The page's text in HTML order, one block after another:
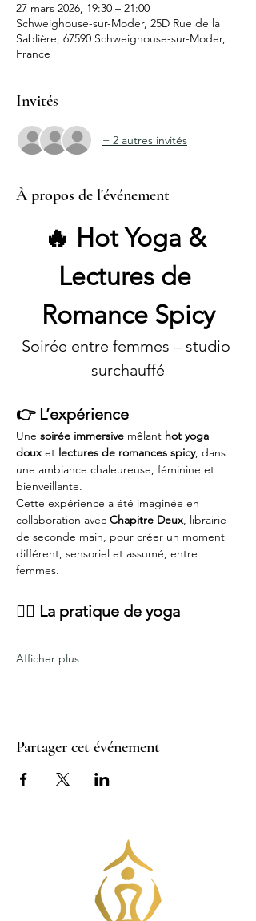
27 mars 2026, 19:30 – 21:00
Schweighouse-sur-Moder, 25D Rue de la
Sablière, 67590 Schweighouse-sur-Moder,
France
Invités
+ 2 autres invités
À propos de l'événement
🔥 Hot Yoga &
Lectures de
Romance Spicy
Soirée entre femmes – studio
surchauffé
👉 L’expérience
Une soirée immersive mêlant hot yoga
doux et lectures de romances spicy, dans
une ambiance chaleureuse, féminine et
bienveillante.
Cette expérience a été imaginée en
collaboration avec Chapitre Deux, librairie
de seconde main, pour créer un moment
différent, sensoriel et assumé, entre
femmes.
🧘‍♀️ La pratique de yoga
Afficher plus
Partager cet événement